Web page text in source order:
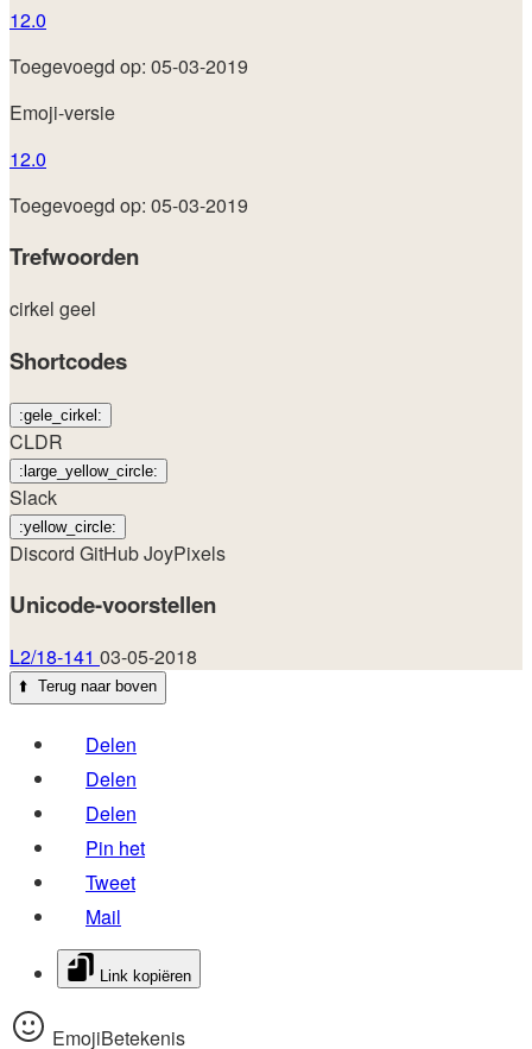
12.0
Toegevoegd op: 05-03-2019
Emoji-versie
12.0
Toegevoegd op: 05-03-2019
Trefwoorden
cirkel geel
Shortcodes
:gele_cirkel:
CLDR
:large_yellow_circle:
Slack
:yellow_circle:
Discord GitHubJoyPixels
Unicode-voorstellen
L2/18-141 03-05-2018
⬆️ Terug naar boven
Delen
Delen
Delen
Pin het
Tweet
Mail
Link kopiëren
EmojiBetekenis